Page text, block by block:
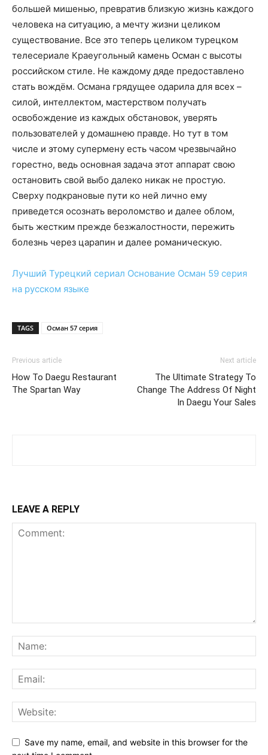
большей мишенью, превратив близкую жизнь каждого
человека на ситуацию, а мечту жизни целиком
существование. Все это теперь целиком турецком
телесериале Краеугольный камень Осман с высоты
российском стиле. Не каждому дяде предоставлено
стать вождём. Османа грядущее одарила для всех –
силой, интеллектом, мастерством получать
освобождение из каждых обстановок, уверять
пользователей у домашнею правде. Но тут в том
числе и этому супермену есть часом чрезвычайно
горестно, ведь основная задача этот аппарат свою
остановить свой выбо далеко никак не простую.
Сверху подкрановые пути ко ней лично ему
приведется осознать вероломство и далее облом,
быть жестким прежде безжалостности, пережить
болезнь через царапин и далее романическую.
Лучший Турецкий сериал Основание Осман 59 серия
на русском языке
TAGS Осман 57 серия
Previous article
How To Daegu Restaurant
The Spartan Way
Next article
The Ultimate Strategy To
Change The Address Of Night
In Daegu Your Sales
LEAVE A REPLY
Save my name, email, and website in this browser for the